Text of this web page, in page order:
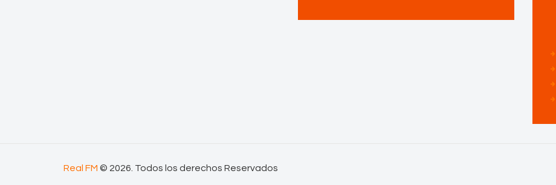
Real FM © 2026. Todos los derechos Reservados